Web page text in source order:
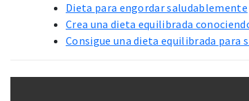
Dieta para engordar saludablemente
Crea una dieta equilibrada
Consigue una dieta equilibrada para